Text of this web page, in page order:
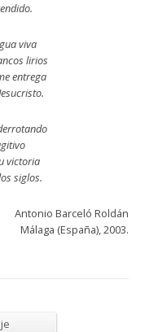
viva
lirios
entrega
victoria
siglos.
Antonio Barceló Roldán
Málaga (España), 2003.